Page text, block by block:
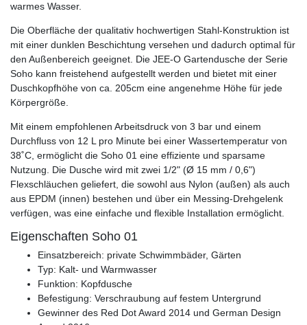
warmes Wasser.
Die Oberfläche der qualitativ hochwertigen Stahl-Konstruktion ist
mit einer dunklen Beschichtung versehen und dadurch optimal für
den Außenbereich geeignet. Die JEE-O Gartendusche der Serie
Soho kann freistehend aufgestellt werden und bietet mit einer
Duschkopfhöhe von ca. 205cm eine angenehme Höhe für jede
Körpergröße.
Mit einem empfohlenen Arbeitsdruck von 3 bar und einem
Durchfluss von 12 L pro Minute bei einer Wassertemperatur von
38˚C, ermöglicht die Soho 01 eine effiziente und sparsame
Nutzung. Die Dusche wird mit zwei 1/2" (Ø 15 mm / 0,6")
Flexschläuchen geliefert, die sowohl aus Nylon (außen) als auch
aus EPDM (innen) bestehen und über ein Messing-Drehgelenk
verfügen, was eine einfache und flexible Installation ermöglicht.
Eigenschaften Soho 01
Einsatzbereich: private Schwimmbäder, Gärten
Typ: Kalt- und Warmwasser
Funktion: Kopfdusche
Befestigung: Verschraubung auf festem Untergrund
Gewinner des Red Dot Award 2014 und German Design